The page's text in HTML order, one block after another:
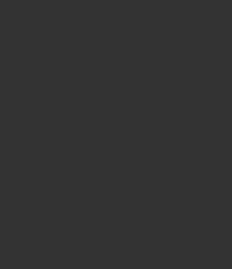
세럼